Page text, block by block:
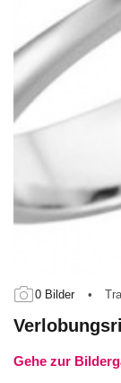
0 Bilder •
Gehe zur